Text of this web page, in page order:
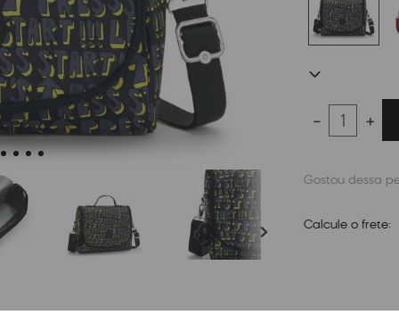
＋
－
Calcule o frete: